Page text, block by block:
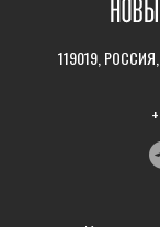
119019,